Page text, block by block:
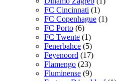
FC Cincinnati (1)
FC Copenhague (1)
FC Porto (6)
FC Twente (1)
Fenerbahce (5)
Feyenoord (17)
Flamengo (23)
Fluminense (9)